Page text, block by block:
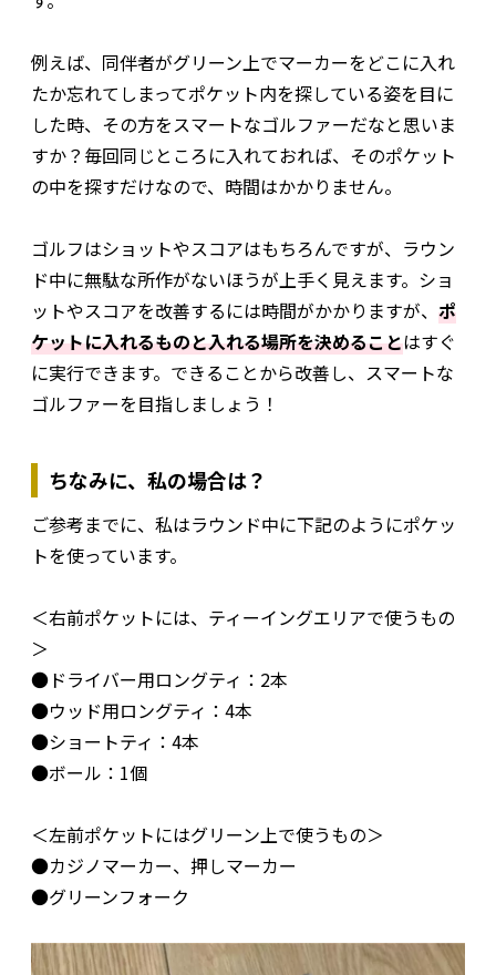
例えば、同伴者がグリーン上でマーカーをどこに入れ
たか忘れてしまってポケット内を探している姿を目に
した時、その方をスマートなゴルファーだなと思いま
すか？毎回同じところに入れておれば、そのポケット
の中を探すだけなので、時間はかかりません。
ゴルフはショットやスコアはもちろんですが、ラウン
ド中に無駄な所作がないほうが上手く見えます。ショ
ットやスコアを改善するには時間がかかりますが、 ポ
ケットに入れるものと入れる場所を決めることはすぐ
に実行できます。できることから改善し、スマートな
ゴルファーを目指しましょう！
ちなみに、私の場合は？
ご参考までに、私はラウンド中に下記のようにポケッ
トを使っています。
＜右前ポケットには、ティーイングエリアで使うもの
＞
●ドライバー用ロングティ：2本
●ウッド用ロングティ：4本
●ショートティ：4本
●ボール：1個
＜左前ポケットにはグリーン上で使うもの＞
●カジノマーカー、押しマーカー
●グリーンフォーク